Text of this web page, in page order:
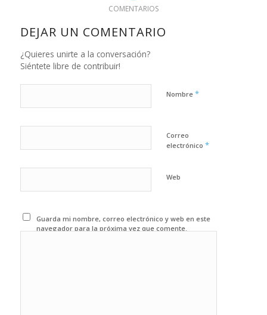
COMENTARIOS
DEJAR UN COMENTARIO
¿Quieres unirte a la conversación?
Siéntete libre de contribuir!
Nombre *
Correo
electrónico *
Web
Guarda mi nombre, correo electrónico y web en este
navegador para la próxima vez que comente.